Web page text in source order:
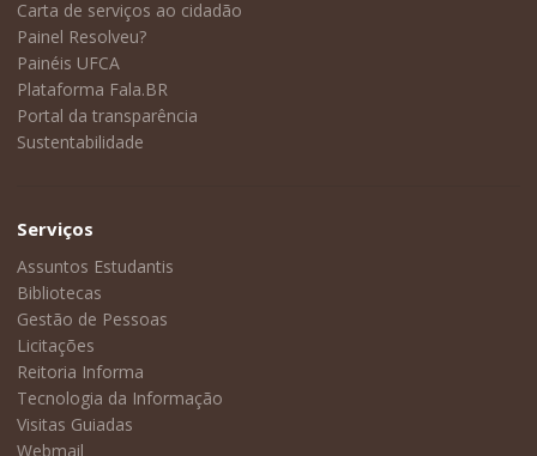
Carta de serviços ao cidadão
Painel Resolveu?
Painéis UFCA
Plataforma Fala.BR
Portal da transparência
Sustentabilidade
Serviços
Assuntos Estudantis
Bibliotecas
Gestão de Pessoas
Licitações
Reitoria Informa
Tecnologia da Informação
Visitas Guiadas
Webmail